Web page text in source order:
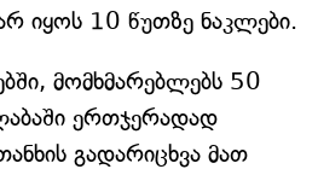
იყოს 10 წუთზე ნაკლები.
მომხმარებლებს 50
ერთჯერადად
გადარიცხვა მათ